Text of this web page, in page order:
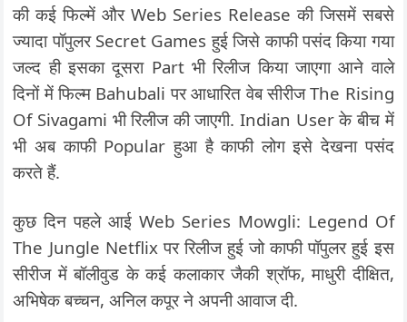
की कई फिल्में और Web Series Release की जिसमें सबसे
ज्यादा पॉपुलर Secret Games हुई जिसे काफी पसंद किया गया
जल्द ही इसका दूसरा Part भी रिलीज किया जाएगा आने वाले
दिनों में फिल्म Bahubali पर आधारित वेब सीरीज The Rising
Of Sivagami भी रिलीज की जाएगी. Indian User के बीच में
भी अब काफी Popular हुआ है काफी लोग इसे देखना पसंद
करते हैं.
कुछ दिन पहले आई Web Series Mowgli: Legend Of
The Jungle Netflix पर रिलीज हुई जो काफी पॉपुलर हुई इस
सीरीज में बॉलीवुड के कई कलाकार जैकी श्रॉफ, माधुरी दीक्षित,
अभिषेक बच्चन, अनिल कपूर ने अपनी आवाज दी.